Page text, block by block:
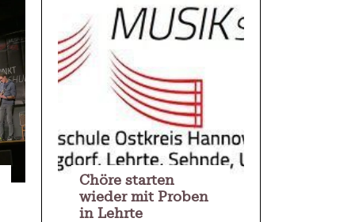
Chöre starten
wieder mit Proben
in Lehrte